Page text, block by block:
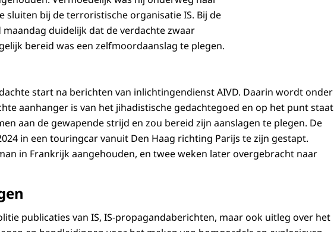
sluiten bij de terroristische organisatie IS. Bij de
duidelijk dat de verdachte zwaar
bereid was een zelfmoordaanslag te plegen.
start na berichten van inlichtingendienst AIVD. Daarin wordt onder
aanhanger is van het jihadistische gedachtegoed en op het punt staat
aan de gewapende strijd en zou bereid zijn aanslagen te plegen. De
in een touringcar vanuit Den Haag richting Parijs te zijn gestapt.
in Frankrijk aangehouden, en twee weken later overgebracht naar
publicaties van IS, IS-propagandaberichten, maar ook uitleg over het